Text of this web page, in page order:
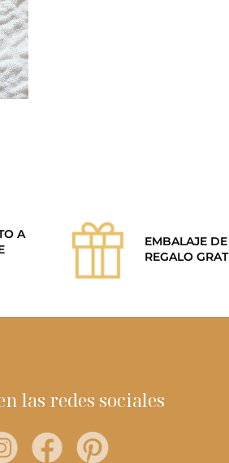
A
EMBALAJE DE
REGALO
las redes sociales